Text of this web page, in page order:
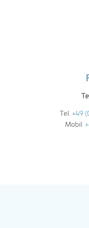
Tel.+49
Mobil: